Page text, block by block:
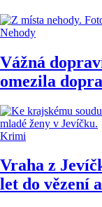
Nehody
Vážná
omezila
Krimi
Vraha z
let do vězení